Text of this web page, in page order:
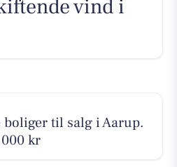
vind i
boliger til salg i Aarup.
kr